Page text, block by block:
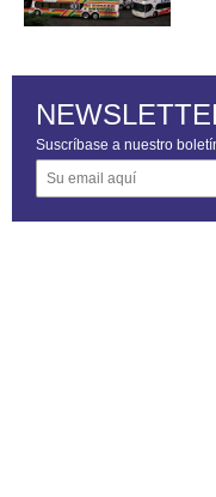
Suscríbase a nuestro